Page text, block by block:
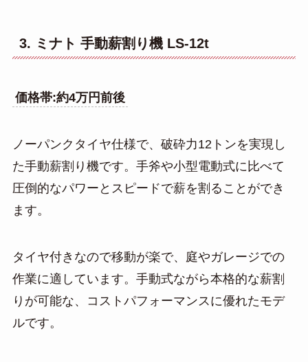
3. ミナト 手動薪割り機 LS-12t
価格帯:約4万円前後
ノーパンクタイヤ仕様で、破砕力12トンを実現し
た手動薪割り機です。手斧や小型電動式に比べて
圧倒的なパワーとスピードで薪を割ることができ
ます。
タイヤ付きなので移動が楽で、庭やガレージでの
作業に適しています。手動式ながら本格的な薪割
りが可能な、コストパフォーマンスに優れたモデ
ルです。